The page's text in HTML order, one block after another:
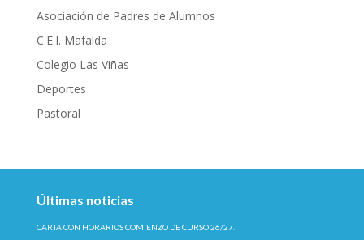
Asociación de Padres de Alumnos
C.E.I. Mafalda
Colegio Las Viñas
Deportes
Pastoral
Últimas noticias
CARTA CON HORARIOS COMIENZO DE CURSO 26/27.